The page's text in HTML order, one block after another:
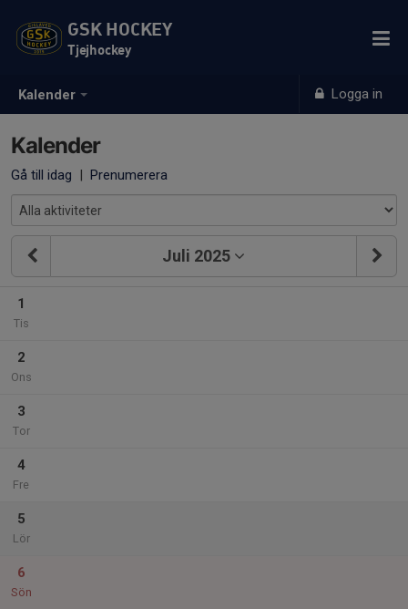
Kalender Logga in
GSK HOCKEY
Tjejhockey
Kalender
Gå till idag | Prenumerera
Juli 2025
1
Tis
2
Ons
3
Tor
4
Fre
5
Lör
6
Sön